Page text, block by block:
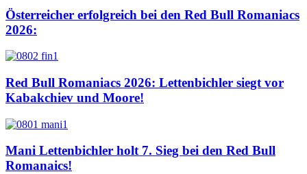
Österreicher erfolgreich bei den Red Bull Romaniacs
2026:
Red Bull Romaniacs 2026: Lettenbichler siegt vor
Kabakchiev und Moore!
Mani Lettenbichler holt 7. Sieg bei den Red Bull
Romanaics!